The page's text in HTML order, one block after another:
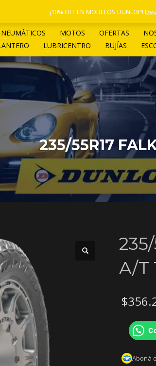
NEUMÁTICOS MOTOS OFERTAS
LUBRICENTRO BUJÍAS
235/55R17
A/T
$
Aboná
¡10% OFF EN MODELOS DUNLOP!